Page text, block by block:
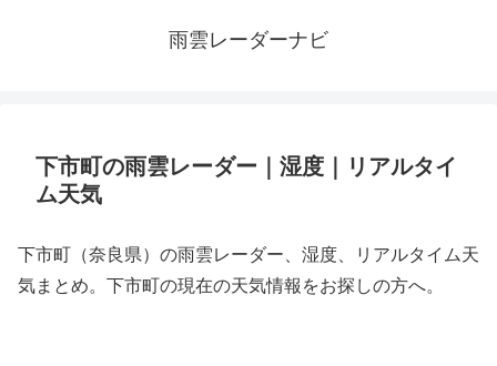
雨雲レーダーナビ
下市町の雨雲レーダー｜湿度｜リアルタイ
ム天気
下市町（奈良県）の雨雲レーダー、湿度、リアルタイム天
気まとめ。下市町の現在の天気情報をお探しの方へ。